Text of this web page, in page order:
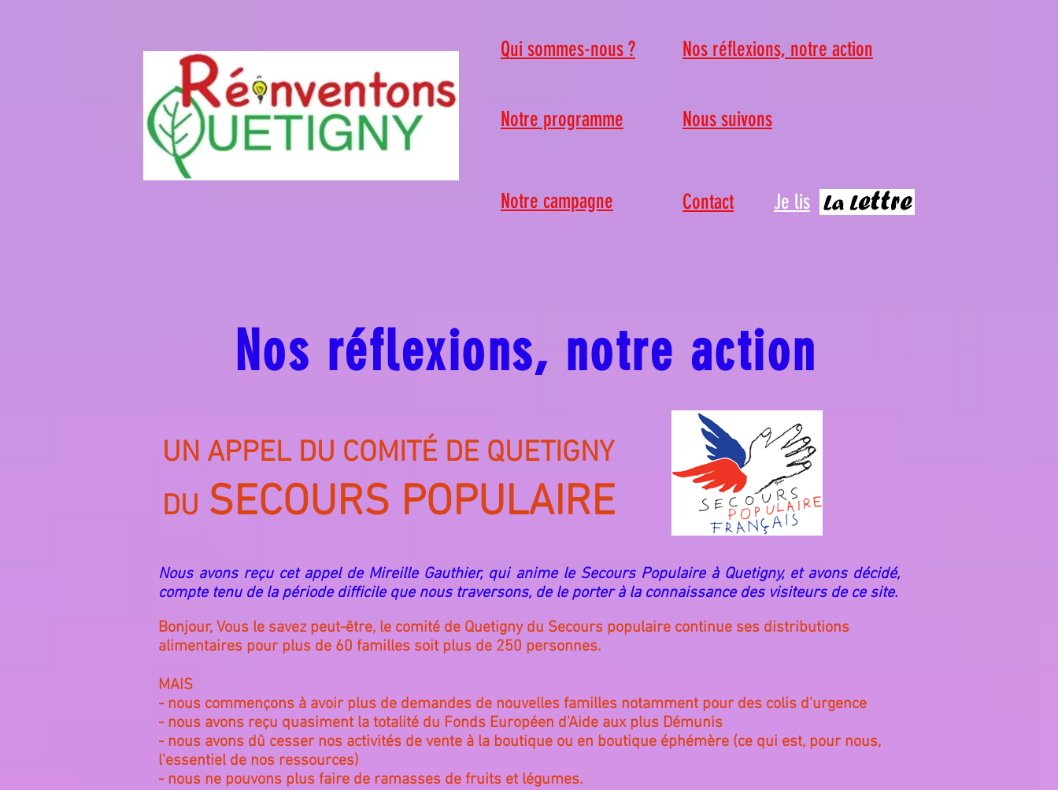
Qui sommes-nous ? Nos réflexions, notre action
Notre programme Nous suivons
Notre campagne Contact Je lis
Nos réflexions, notre action
UN APPEL DU COMITÉ DE QUETIGNY
DU SECOURS POPULAIRE
Nous avons reçu cet appel de Mireille Gauthier, qui anime le Secours Populaire à Quetigny, et avons décidé,
compte tenu de la période difficile que nous traversons, de le porter à la connaissance des visiteurs de ce site.
Bonjour, Vous le savez peut-être, le comité de Quetigny du Secours populaire continue ses distributions
alimentaires pour plus de 60 familles soit plus de 250 personnes.
MAIS
- nous commençons à avoir plus de demandes de nouvelles familles notamment pour des colis d'urgence
- nous avons reçu quasiment la totalité du Fonds Européen d'Aide aux plus Démunis
- nous avons dû cesser nos activités de vente à la boutique ou en boutique éphémère (ce qui est, pour nous,
l'essentiel de nos ressources)
- nous ne pouvons plus faire de ramasses de fruits et légumes.